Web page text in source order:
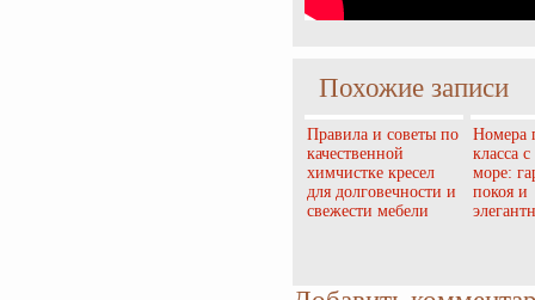
Похожие записи
Правила и советы по
качественной
химчистке кресел
для долговечности и
свежести мебели
Номера
класса
море:
покоя и